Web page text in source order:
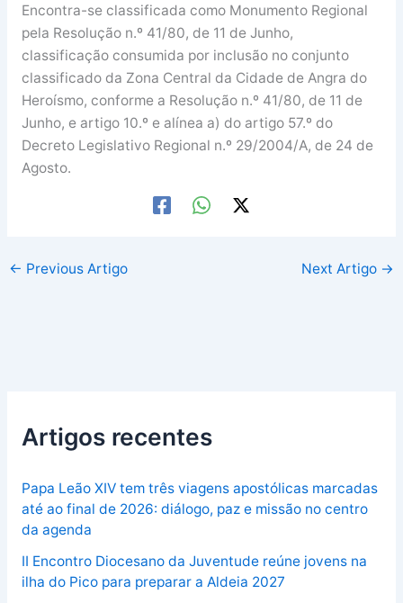
Encontra-se classificada como Monumento Regional
pela Resolução n.º 41/80, de 11 de Junho,
classificação consumida por inclusão no conjunto
classificado da Zona Central da Cidade de Angra do
Heroísmo, conforme a Resolução n.º 41/80, de 11 de
Junho, e artigo 10.º e alínea a) do artigo 57.º do
Decreto Legislativo Regional n.º 29/2004/A, de 24 de
Agosto.
← Previous Artigo Next Artigo →
Artigos recentes
Papa Leão XIV tem três viagens apostólicas marcadas
até ao final de 2026: diálogo, paz e missão no centro
da agenda
II Encontro Diocesano da Juventude reúne jovens na
ilha do Pico para preparar a Aldeia 2027